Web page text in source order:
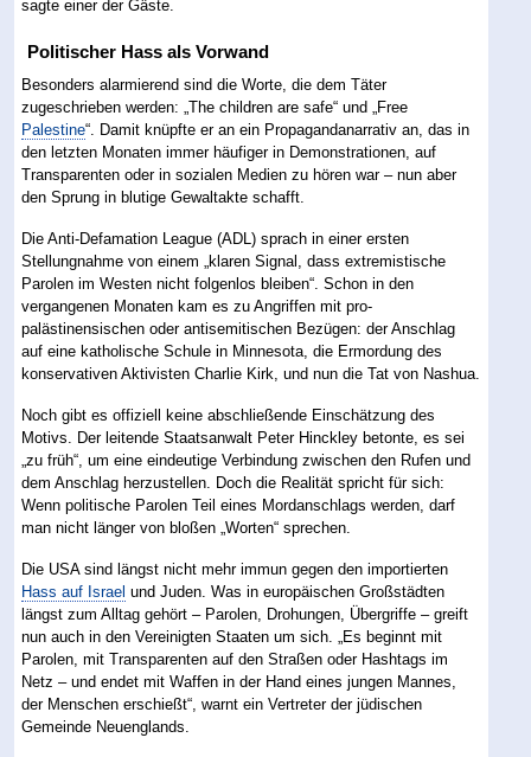
sagte einer der Gäste.
Politischer Hass als Vorwand
Besonders alarmierend sind die Worte, die dem Täter
zugeschrieben werden: „The children are safe“ und „Free
Palestine“. Damit knüpfte er an ein Propagandanarrativ an, das in
den letzten Monaten immer häufiger in Demonstrationen, auf
Transparenten oder in sozialen Medien zu hören war – nun aber
den Sprung in blutige Gewaltakte schafft.
Die Anti-Defamation League (ADL) sprach in einer ersten
Stellungnahme von einem „klaren Signal, dass extremistische
Parolen im Westen nicht folgenlos bleiben“. Schon in den
vergangenen Monaten kam es zu Angriffen mit pro-
palästinensischen oder antisemitischen Bezügen: der Anschlag
auf eine katholische Schule in Minnesota, die Ermordung des
konservativen Aktivisten Charlie Kirk, und nun die Tat von Nashua.
Noch gibt es offiziell keine abschließende Einschätzung des
Motivs. Der leitende Staatsanwalt Peter Hinckley betonte, es sei
„zu früh“, um eine eindeutige Verbindung zwischen den Rufen und
dem Anschlag herzustellen. Doch die Realität spricht für sich:
Wenn politische Parolen Teil eines Mordanschlags werden, darf
man nicht länger von bloßen „Worten“ sprechen.
Die USA sind längst nicht mehr immun gegen den importierten
Hass auf Israel und Juden. Was in europäischen Großstädten
längst zum Alltag gehört – Parolen, Drohungen, Übergriffe – greift
nun auch in den Vereinigten Staaten um sich. „Es beginnt mit
Parolen, mit Transparenten auf den Straßen oder Hashtags im
Netz – und endet mit Waffen in der Hand eines jungen Mannes,
der Menschen erschießt“, warnt ein Vertreter der jüdischen
Gemeinde Neuenglands.